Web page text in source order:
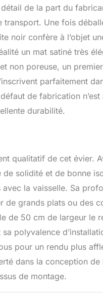
de cuisine paisible.
ou des machines à laver,
et vous permet
d'éviter les odeurs gênantes
pour les canalisations au
: plan supérieur et
50 x 44 x 20 cm,
des armoires de plus de
de montage, gants,
de la part du
transport. Une fois
noir confère à l’objet
un mat satiné très
non poreuse, un
parfaitement
de fabrication
durabilité.
qualitatif de cet évier.
de solidité et de bonne
la vaisselle. Sa
de grands plats ou des
de 50 cm de largeur le
polyvalence
pour un rendu plus
dans la conception de
de montage.